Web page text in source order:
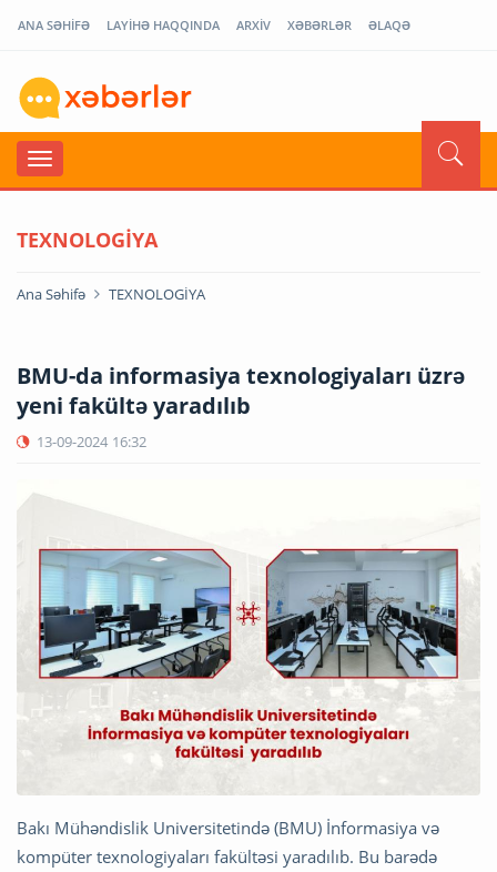
ANA SƏHİFƏ LAYİHƏ HAQQINDA ARXİV XƏBƏRLƏR ƏLAQƏ
TEXNOLOGİYA
Ana Səhifə TEXNOLOGİYA
BMU-da informasiya texnologiyaları üzrə
yeni fakültə yaradılıb
13-09-2024 16:32
Bakı Mühəndislik Universitetində (BMU) İnformasiya və
kompüter texnologiyaları fakültəsi yaradılıb. Bu barədə